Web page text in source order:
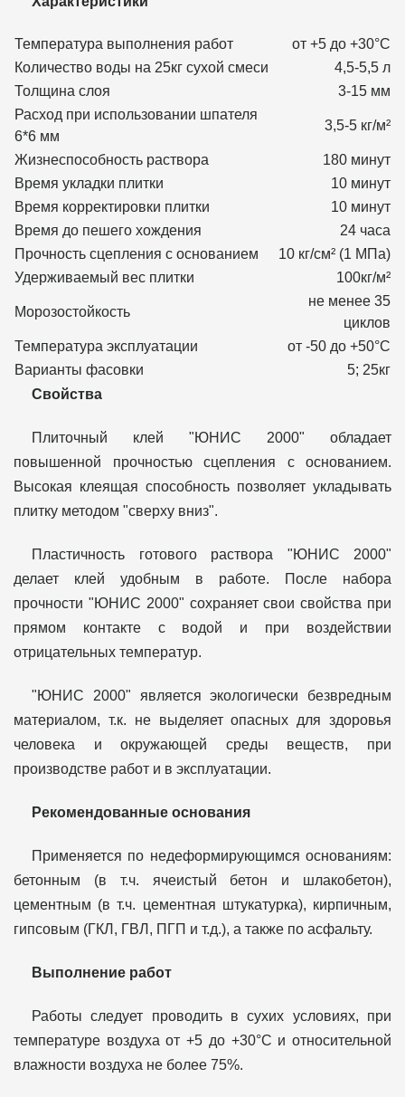
Температура выполнения работ
от +5 до +30°С
Количество воды на 25кг сухой смеси
4,5-5,5 л
Толщина слоя
3-15 мм
Расход при использовании шпателя
6*6 мм
3,5-5 кг/м²
Жизнеспособность раствора
180 минут
Время укладки плитки
10 минут
Время корректировки плитки
10 минут
Время до пешего хождения
24 часа
Прочность сцепления с основанием
10 кг/см² (1 МПа)
Удерживаемый вес плитки
100кг/м²
Морозостойкость
не менее 35
циклов
Температура эксплуатации
от -50 до +50°С
Варианты фасовки
5; 25кг
Свойства
Плиточный клей "ЮНИС 2000" обладает
повышенной прочностью сцепления с основанием.
Высокая клеящая способность позволяет укладывать
плитку методом "сверху вниз".
Пластичность готового раствора "ЮНИС 2000"
делает клей удобным в работе. После набора
прочности "ЮНИС 2000" сохраняет свои свойства при
прямом контакте с водой и при воздействии
отрицательных температур.
"ЮНИС 2000" является экологически безвредным
материалом, т.к. не выделяет опасных для здоровья
человека и окружающей среды веществ, при
производстве работ и в эксплуатации.
Рекомендованные основания
Применяется по недеформирующимся основаниям:
бетонным (в т.ч. ячеистый бетон и шлакобетон),
цементным (в т.ч. цементная штукатурка), кирпичным,
гипсовым (ГКЛ, ГВЛ, ПГП и т.д.), а также по асфальту.
Выполнение работ
Работы следует проводить в сухих условиях, при
температуре воздуха от +5 до +30°С и относительной
влажности воздуха не более 75%.